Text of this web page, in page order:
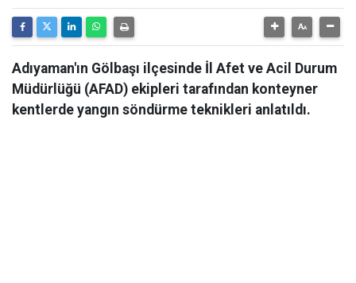
Adıyaman'ın Gölbaşı ilçesinde İl Afet ve Acil Durum
Müdürlüğü (AFAD) ekipleri tarafından konteyner
kentlerde yangın söndürme teknikleri anlatıldı.